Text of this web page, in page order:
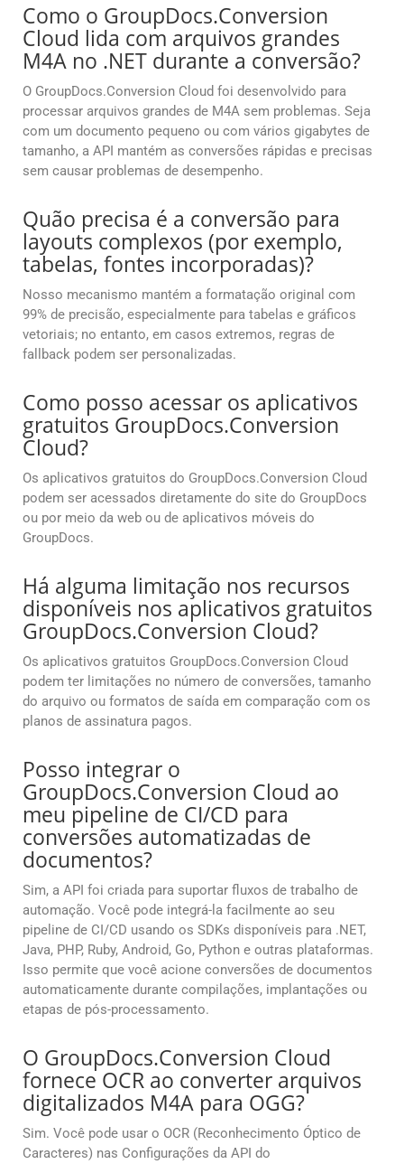
Como o GroupDocs.Conversion
Cloud lida com arquivos grandes
M4A no .NET durante a conversão?
O GroupDocs.Conversion Cloud foi desenvolvido para
processar arquivos grandes de M4A sem problemas. Seja
com um documento pequeno ou com vários gigabytes de
tamanho, a API mantém as conversões rápidas e precisas
sem causar problemas de desempenho.
Quão precisa é a conversão para
layouts complexos (por exemplo,
tabelas, fontes incorporadas)?
Nosso mecanismo mantém a formatação original com
99% de precisão, especialmente para tabelas e gráficos
vetoriais; no entanto, em casos extremos, regras de
fallback podem ser personalizadas.
Como posso acessar os aplicativos
gratuitos GroupDocs.Conversion
Cloud?
Os aplicativos gratuitos do GroupDocs.Conversion Cloud
podem ser acessados diretamente do site do GroupDocs
ou por meio da web ou de aplicativos móveis do
GroupDocs.
Há alguma limitação nos recursos
disponíveis nos aplicativos gratuitos
GroupDocs.Conversion Cloud?
Os aplicativos gratuitos GroupDocs.Conversion Cloud
podem ter limitações no número de conversões, tamanho
do arquivo ou formatos de saída em comparação com os
planos de assinatura pagos.
Posso integrar o
GroupDocs.Conversion Cloud ao
meu pipeline de CI/CD para
conversões automatizadas de
documentos?
Sim, a API foi criada para suportar fluxos de trabalho de
automação. Você pode integrá-la facilmente ao seu
pipeline de CI/CD usando os SDKs disponíveis para .NET,
Java, PHP, Ruby, Android, Go, Python e outras plataformas.
Isso permite que você acione conversões de documentos
automaticamente durante compilações, implantações ou
etapas de pós-processamento.
O GroupDocs.Conversion Cloud
fornece OCR ao converter arquivos
digitalizados M4A para OGG?
Sim. Você pode usar o OCR (Reconhecimento Óptico de
Caracteres) nas Configurações da API do